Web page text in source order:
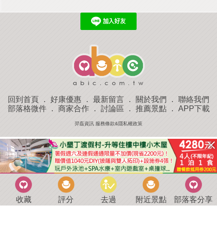
回到首頁 ． 好康優惠 ． 最新留言 ． 關於我們 ． 聯絡我們
部落格微件． 商家合作． 討論區 ． 推薦景點． APP下載
羿磊資訊 服務條款&隱私權政策
收藏 評分 去過 附近景點 部落客分享